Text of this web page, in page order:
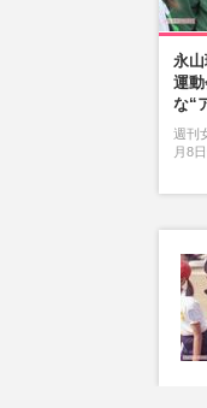
永
運
な“
週刊
月8